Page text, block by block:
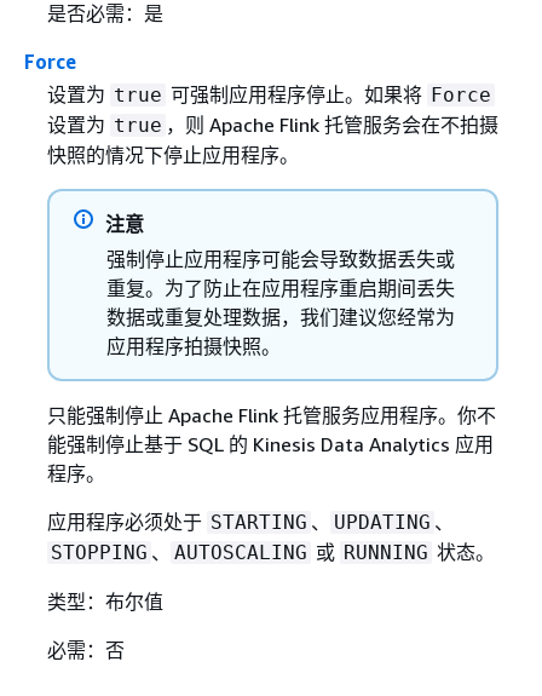
是否必需：是
Force
设置为 true 可强制应用程序停止。如果将 Force
设置为 true ，则 Apache Flink 托管服务会在不拍摄
快照的情况下停止应用程序。
注意
强制停止应用程序可能会导致数据丢失或
重复。为了防止在应用程序重启期间丢失
数据或重复处理数据，我们建议您经常为
应用程序拍摄快照。
只能强制停止 Apache Flink 托管服务应用程序。你不
能强制停止基于 SQL 的 Kinesis Data Analytics 应用
程序。
应用程序必须处于 STARTING 、 UPDATING 、
STOPPING 、 AUTOSCALING 或 RUNNING 状态。
类型：布尔值
必需：否